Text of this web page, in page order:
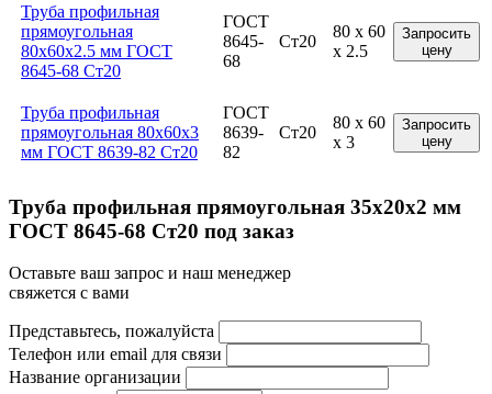
Труба профильная
прямоугольная
80x60x2.5 мм ГОСТ
8645-68 Ст20
ГОСТ
8645-
68
Ст20
80 x 60
x 2.5
Запросить
цену
Труба профильная
прямоугольная 80x60x3
мм ГОСТ 8639-82 Ст20
ГОСТ
8639-
82
Ст20
80 x 60
x 3
Запросить
цену
Труба профильная прямоугольная 35x20x2 мм
ГОСТ 8645-68 Ст20 под заказ
Оставьте ваш запрос и наш менеджер
свяжется с вами
Представьтесь, пожалуйста
Телефон или email для связи
Название организации